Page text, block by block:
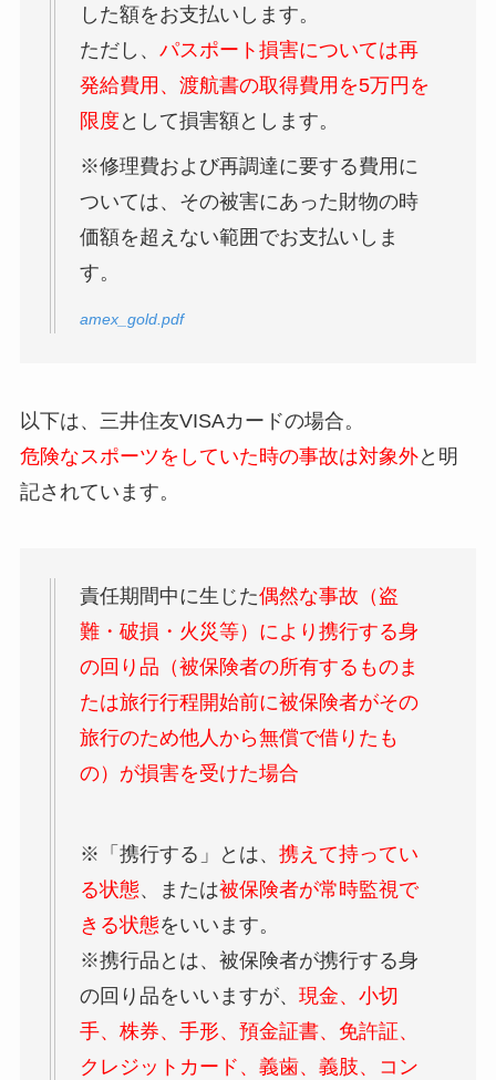
した額をお支払いします。
ただし、 パスポート損害については再
発給費用、渡航書の取得費用を5万円を
限度 として損害額とします。
※修理費および再調達に要する費用に
ついては、その被害にあった財物の時
価額を超えない範囲でお支払いしま
す。
amex_gold.pdf
以下は、三井住友VISAカードの場合。
危険なスポーツをしていた時の事故は対象外と明
記されています。
責任期間中に生じた偶然な事故（盗
難・破損・火災等）により携行する身
の回り品（被保険者の所有するものま
たは旅行行程開始前に被保険者がその
旅行のため他人から無償で借りたも
の）が損害を受けた場合
※「携行する」とは、 携えて持ってい
る状態、または被保険者が常時監視で
きる状態をいいます。
※携行品とは、被保険者が携行する身
の回り品をいいますが、 現金、小切
手、株券、手形、預金証書、免許証、
クレジットカード、義歯、義肢、コン